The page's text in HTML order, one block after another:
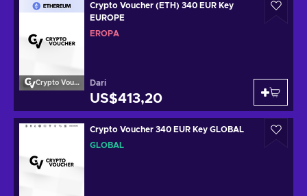
Crypto Voucher
Crypto Voucher (ETH) 340 EUR Key
EUROPE
EROPA
Dari
US$413,20
Crypto Voucher 340 EUR Key GLOBAL
GLOBAL